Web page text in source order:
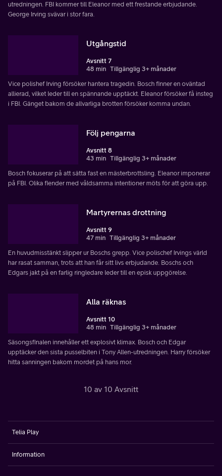
utredningen. FBI kommer till Eleanor med ett frestande erbjudande.
George Irving svävar i stor fara.
Utgångstid
Avsnitt 7
48 min Tillgänglig 3+ månader
Vice polishef Irving försöker hantera tragedin. Bosch finner en oväntad
allierad, vilket leder till en spännande upptäckt. Eleanor försöker få insteg
i FBI. Gänget bakom de allvarliga brotten försöker komma undan.
Följ pengarna
Avsnitt 8
43 min Tillgänglig 3+ månader
Bosch fokuserar på att sätta fast en mästerbrottsling. Eleanor imponerar
på FBI. Olika fiender med våldsamma intentioner möts för att göra upp.
Martyrernas drottning
Avsnitt 9
47 min Tillgänglig 3+ månader
En huvudmisstänkt slipper ur Boschs grepp. Vice polischef Irvings värld
har rasat samman, trots att han får sitt livs erbjudande. Boschs och
Edgars jakt på en farlig ringledare leder till en episk uppgörelse.
Alla räknas
Avsnitt 10
48 min Tillgänglig 3+ månader
Säsongsfinalen innehåller ett explosivt klimax. Bosch och Edgar
upptäcker den sista pusselbiten i Tony Allen-utredningen. Harry försöker
hitta sanningen bakom mordet på hans mor.
10 av 10 Avsnitt
Telia Play
Information